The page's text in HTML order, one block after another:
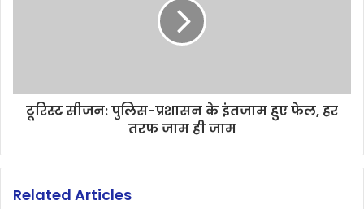
टूरिस्ट सीजन: पुलिस-प्रशासन के इंतजाम हुए फेल, हर
तरफ जाम ही जाम
Related Articles